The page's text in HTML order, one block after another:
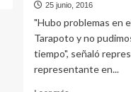
25 junio, 2016
"Hubo problemas en
Tarapoto y no
tiempo", señaló
representante en...